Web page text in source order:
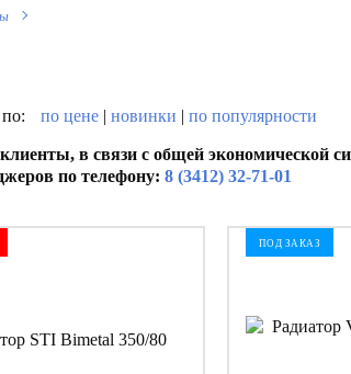
по цене | новинки | по популярности
в связи с общей экономической
по телефону: 8 (3412) 32-71-01
ПОД ЗАКАЗ